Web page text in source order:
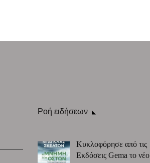
Ροή ειδήσεων
Κυκλοφόρησε από τις
Εκδόσεις Gema το νέο